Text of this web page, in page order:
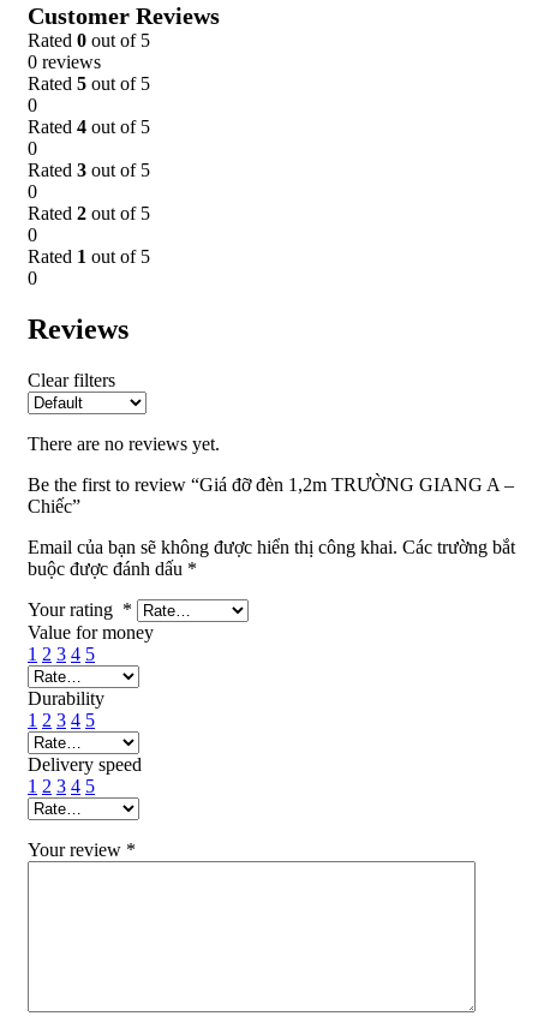
Customer Reviews
Rated 0 out of 5
0 reviews
Rated 5 out of 5
0
Rated 4 out of 5
0
Rated 3 out of 5
0
Rated 2 out of 5
0
Rated 1 out of 5
0
Reviews
Clear filters
There are no reviews yet.
Be the first to review “Giá đỡ đèn 1,2m TRƯỜNG GIANG A –
Chiếc”
Email của bạn sẽ không được hiển thị công khai. Các trường bắt
buộc được đánh dấu *
Your rating *
Value for money
1 2 3 4 5
Durability
1 2 3 4 5
Delivery speed
1 2 3 4 5
Your review *